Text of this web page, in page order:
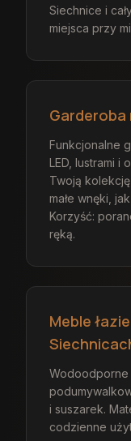
Siechnice i
miejsca przy
Garderoba
Funkcjonalne
LED, lustrami i
Twoją
małe wnęki,
Korzyść:
ręką.
Meble
i suszarek.
codzienne